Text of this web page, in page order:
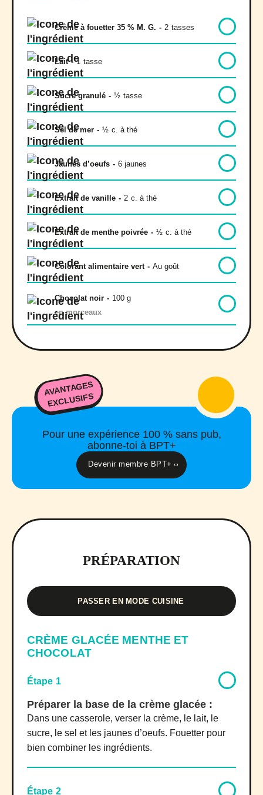
Crème à fouetter 35 % M. G. - 2 tasses
Lait - 1 tasse
Sucre granulé - ½ tasse
Sel de mer - ½ c. à thé
Jaunes d’oeufs - 6 jaunes
Extrait de vanille - 2 c. à thé
Extrait de menthe poivrée - ½ c. à thé
Colorant alimentaire vert - Au goût
Chocolat noir - 100 g
en morceaux
AVANTAGES
EXCLUSIFS
Pour une expérience 100 % sans pub,
abonne-toi à BPT+
Devenir membre BPT+
PRÉPARATION
PASSER EN MODE CUISINE
CRÈME GLACÉE MENTHE ET
CHOCOLAT
Étape 1
Préparer la base de la crème glacée :
Dans une casserole, verser la crème, le lait, le
sucre, le sel et les jaunes d’oeufs. Fouetter pour
bien combiner les ingrédients.
Étape 2